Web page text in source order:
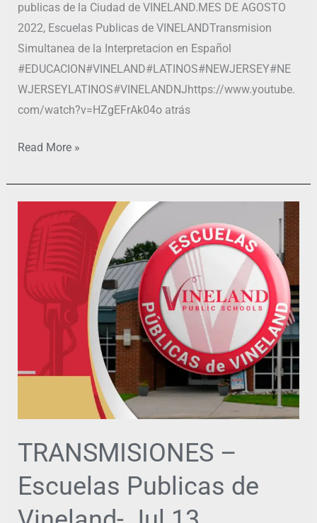
publicas de la Ciudad de VINELAND.MES DE AGOSTO
2022, Escuelas Publicas de VINELANDTransmision
Simultanea de la Interpretacion en Español
#EDUCACION#VINELAND#LATINOS#NEWJERSEY#NE
WJERSEYLATINOS#VINELANDNJhttps://www.youtube.
com/watch?v=HZgEFrAk04o atrás
Read More »
TRANSMISIONES –
Escuelas Publicas de
TRANSMISIONES
Escuelas
Publicas
de
Vineland-